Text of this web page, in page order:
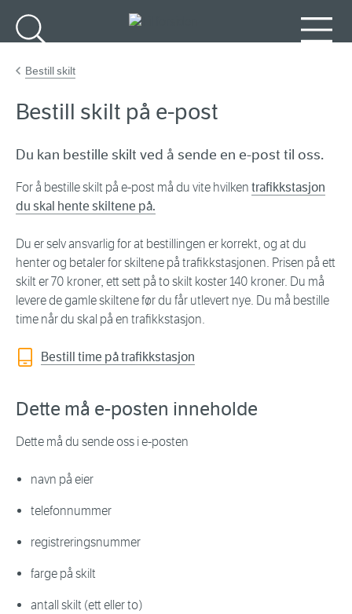
Bestill skilt
Bestill skilt på e-post
Du kan bestille skilt ved å sende en e-post til oss.
For å bestille skilt på e-post må du vite hvilken trafikkstasjon
du skal hente skiltene på.
Du er selv ansvarlig for at bestillingen er korrekt, og at du
henter og betaler for skiltene på trafikkstasjonen. Prisen på ett
skilt er 70 kroner, ett sett på to skilt koster 140 kroner. Du må
levere de gamle skiltene før du får utlevert nye. Du må bestille
time når du skal på en trafikkstasjon.
Bestill time på trafikkstasjon
Dette må e-posten inneholde
Dette må du sende oss i e-posten
navn på eier
telefonnummer
registreringsnummer
farge på skilt
antall skilt (ett eller to)